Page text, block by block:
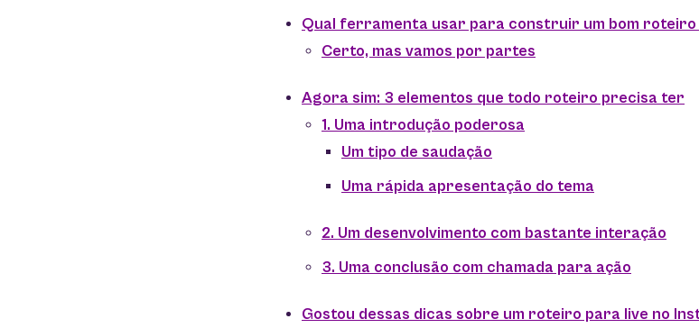
Qual ferramenta usar para construir um bom roteiro
Certo, mas vamos por partes
Agora sim: 3 elementos que todo roteiro precisa ter
1. Uma introdução poderosa
Um tipo de saudação
Uma rápida apresentação do tema
2. Um desenvolvimento com bastante interação
3. Uma conclusão com chamada para ação
Gostou dessas dicas sobre um roteiro para live no